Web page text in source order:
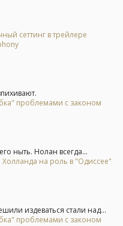
сеттинг в трейлере
проблемами с законом
ныть. Нолан всегда...
на роль в "Одиссее"
издеваться стали над...
проблемами с законом